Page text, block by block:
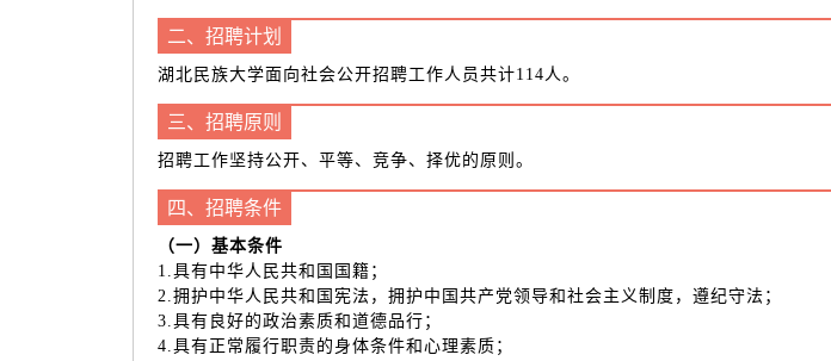
二、招聘计划
湖北民族大学面向社会公开招聘工作人员共计114人。
三、招聘原则
招聘工作坚持公开、平等、竞争、择优的原则。
四、招聘条件
（一）基本条件
1.具有中华人民共和国国籍；
2.拥护中华人民共和国宪法，拥护中国共产党领导和社会主义制度，遵纪守法；
3.具有良好的政治素质和道德品行；
4.具有正常履行职责的身体条件和心理素质；